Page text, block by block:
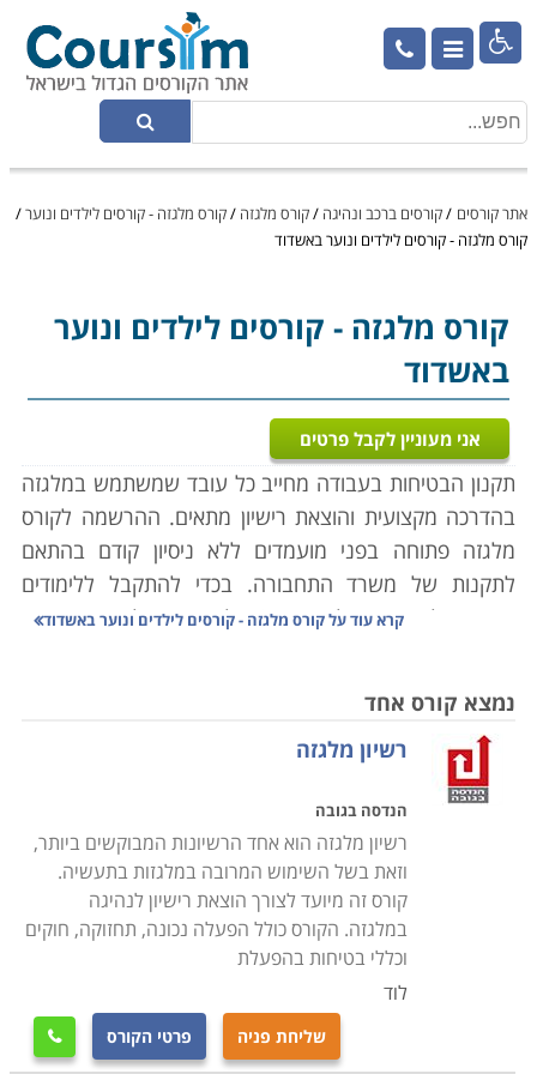

אתר קורסים /קורסים ברכב ונהיגה /קורס מלגזה /קורס מלגזה - קורסים לילדים ונוער/
קורס מלגזה - קורסים לילדים ונוער באשדוד
קורס מלגזה - קורסים לילדים ונוער
באשדוד
אני מעוניין לקבל פרטים
תקנון הבטיחות בעבודה מחייב כל עובד שמשתמש במלגזה
בהדרכה מקצועית והוצאת רישיון מתאים. ההרשמה לקורס
מלגזה פתוחה בפני מועמדים ללא ניסיון קודם בהתאם
לתקנות של משרד התחבורה. בכדי להתקבל ללימודים
בקורס על המועמד להיות בן 18 לפחות ובעל רישיון נהיגה
לדרישות החוק.
תקנות התעבורה בנהיגה על מלגזה
אם בעבר ניתן היה לנהוג ללא כל הכשרה היום כבר ישנה
חושה להשתתף בהכשרה מקצועית בבית ספר שנמצא תחת
פיקוח. לימודי נהיגה על מלגזה מתקיימים במספר בתי ספר
בהתאם לתכנית לימוד אחידה שקובע משרד התחבורה.
בתכנית הלימוד אפשר למצוא נהלי בטיחות לצד מושגי יסוד
בפיזיקה או חוקים ותקנות. בתום ההדרכה המקצועית
מתבקשים המשתתפים לעבור מבחן הסמכה שמשקף את
קרא עוד עלקורס מלגזה - קורסים לילדים ונוער באשדוד
נמצא קורס אחד
רשיון מלגזה
הנדסה בגובה
רשיון מלגזה הוא אחד הרשיונות המבוקשים ביותר,
וזאת בשל השימוש המרובה במלגזות בתעשיה.
קורס זה מיועד לצורך הוצאת רישיון לנהיגה
במלגזה. הקורס כולל הפעלה נכונה, תחזוקה, חוקים
וכללי בטיחות בהפעלת
לוד
שליחת פניה פרטי הקורס 